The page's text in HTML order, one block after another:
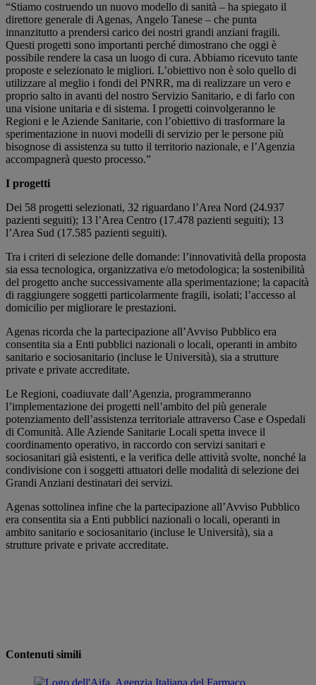
“Stiamo costruendo un nuovo modello di sanità – ha spiegato il
direttore generale di Agenas, Angelo Tanese – che punta
innanzitutto a prendersi carico dei nostri grandi anziani fragili.
Questi progetti sono importanti perché dimostrano che oggi è
possibile rendere la casa un luogo di cura. Abbiamo ricevuto tante
proposte e selezionato le migliori. L’obiettivo non è solo quello di
utilizzare al meglio i fondi del PNRR, ma di realizzare un vero e
proprio salto in avanti del nostro Servizio Sanitario, e di farlo con
una visione unitaria e di sistema. I progetti coinvolgeranno le
Regioni e le Aziende Sanitarie, con l’obiettivo di trasformare la
sperimentazione in nuovi modelli di servizio per le persone più
bisognose di assistenza su tutto il territorio nazionale, e l’Agenzia
accompagnerà questo processo.”
I progetti
Dei 58 progetti selezionati, 32 riguardano l’Area Nord (24.937
pazienti seguiti); 13 l’Area Centro (17.478 pazienti seguiti); 13
l’Area Sud (17.585 pazienti seguiti).
Tra i criteri di selezione delle domande: l’innovatività della proposta
sia essa tecnologica, organizzativa e/o metodologica; la sostenibilità
del progetto anche successivamente alla sperimentazione; la capacità
di raggiungere soggetti particolarmente fragili, isolati; l’accesso al
domicilio per migliorare le prestazioni.
Agenas ricorda che la partecipazione all’Avviso Pubblico era
consentita sia a Enti pubblici nazionali o locali, operanti in ambito
sanitario e sociosanitario (incluse le Università), sia a strutture
private e private accreditate.
Le Regioni, coadiuvate dall’Agenzia, programmeranno
l’implementazione dei progetti nell’ambito del più generale
potenziamento dell’assistenza territoriale attraverso Case e Ospedali
di Comunità. Alle Aziende Sanitarie Locali spetta invece il
coordinamento operativo, in raccordo con servizi sanitari e
sociosanitari già esistenti, e la verifica delle attività svolte, nonché la
condivisione con i soggetti attuatori delle modalità di selezione dei
Grandi Anziani destinatari dei servizi.
Agenas sottolinea infine che la partecipazione all’Avviso Pubblico
era consentita sia a Enti pubblici nazionali o locali, operanti in
ambito sanitario e sociosanitario (incluse le Università), sia a
strutture private e private accreditate.
Contenuti simili